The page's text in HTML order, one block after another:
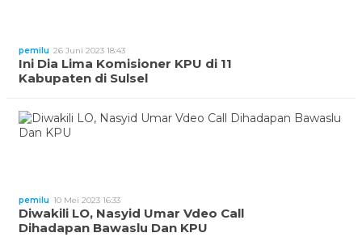
pemilu 26 Juni 2023 18:43
Ini Dia Lima Komisioner KPU di 11
Kabupaten di Sulsel
pemilu 10 Mei 2023 16:33
Diwakili LO, Nasyid Umar Vdeo Call
Dihadapan Bawaslu Dan KPU